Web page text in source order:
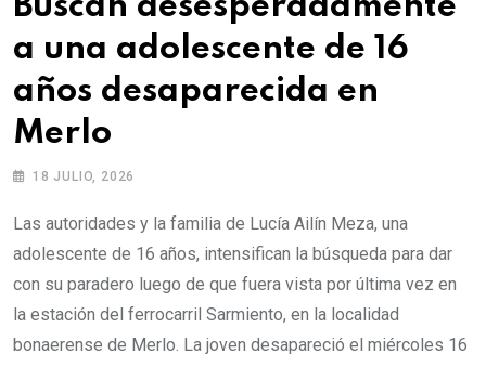
a una adolescente de 16
años desaparecida en
Merlo
18 JULIO, 2026
Las autoridades y la familia de Lucía Ailín Meza, una
adolescente de 16 años, intensifican la búsqueda para dar
con su paradero luego de que fuera vista por última vez en
la estación del ferrocarril Sarmiento, en la localidad
bonaerense de Merlo. La joven desapareció el miércoles 16